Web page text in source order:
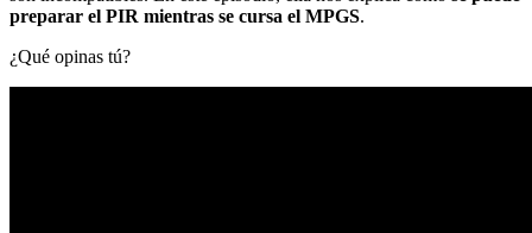
preparar el PIR mientras se cursa el MPGS.
¿Qué opinas tú?